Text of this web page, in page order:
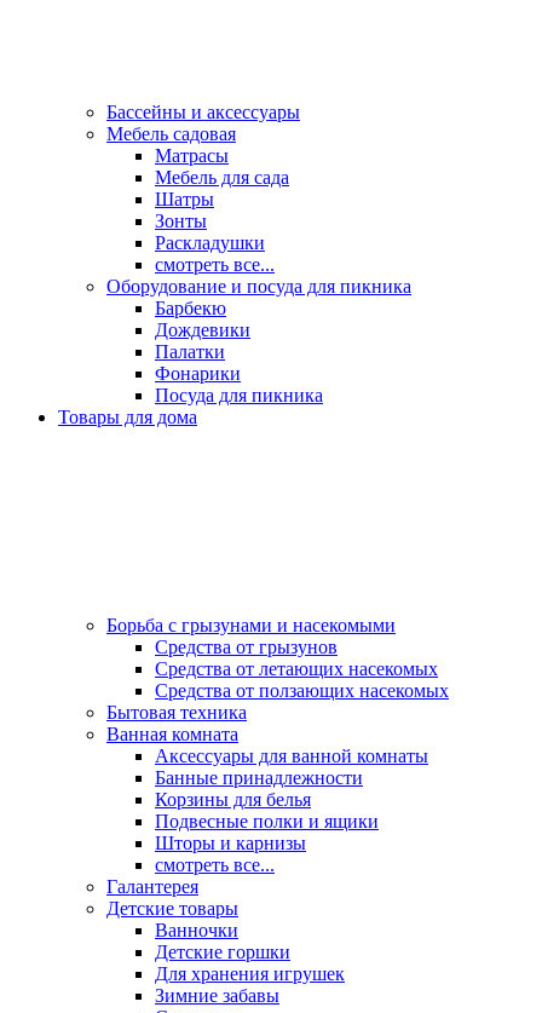
Бассейны и аксессуары
Мебель садовая
Матрасы
Мебель для сада
Шатры
Зонты
Раскладушки
смотреть все...
Оборудование и посуда для пикника
Барбекю
Дождевики
Палатки
Фонарики
Посуда для пикника
Товары для дома
Борьба с грызунами и насекомыми
Средства от грызунов
Средства от летающих насекомых
Средства от ползающих насекомых
Бытовая техника
Ванная комната
Аксессуары для ванной комнаты
Банные принадлежности
Корзины для белья
Подвесные полки и ящики
Шторы и карнизы
смотреть все...
Галантерея
Детские товары
Ванночки
Детские горшки
Для хранения игрушек
Зимние забавы